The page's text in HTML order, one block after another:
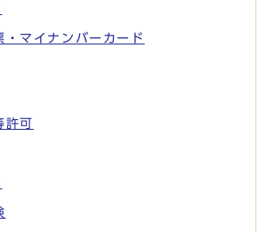
・マイナンバーカード
可